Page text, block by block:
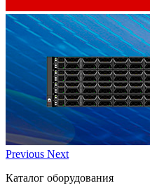
Previous Next
Каталог оборудования